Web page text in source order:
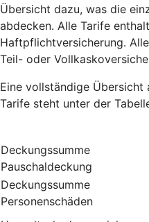
Übersicht dazu, was die
abdecken. Alle Tarife
Haftpflichtversicherung.
Teil- oder
Eine vollständige Übersicht
Tarife steht unter der
Deckungssumme
Pauschaldeckung
Deckungssumme
Personenschäden